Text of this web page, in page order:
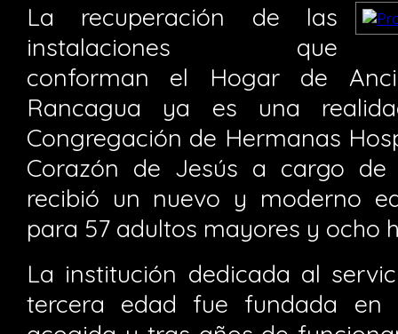
La recuperación de las
instalaciones que
conforman el Hogar de
Rancagua ya es una
Congregación de Hermanas
Corazón de Jesús a cargo de
recibió un nuevo y moderno
para 57 adultos mayores y ocho
La institución dedicada al
tercera edad fue fundada en